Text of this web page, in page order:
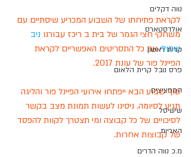
נווה דקלים
אולדסטארס
קרית ראשון
פרס נובל קרית הלאום
המפציצים
שישיסל
האריות
מ.כ נווה הדרים
לקראת פתיחתו של השבוע המכריע שיסתיים עם
משחקי חצי הגמר של בית ב ריכז עבורנו ניב
שמולי את כל התסריטים האפשריים לקראת
הפיינל פור של עונת 2017.
סוף שבוע הבא ייפתחו אירועי הפיינל פור והליגה
תגיע לסיומה. ניסינו לעשות תמונת מצב בקשר
לסיכויים של כל קבוצה ומי תצטרך לקוות להפסד
של קבוצות אחרות.